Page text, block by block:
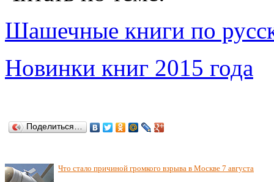
Шашечные книги по
Новинки книг 2015 года
Поделиться…
Что стало причиной громкого взрыва в Москве 7 августа